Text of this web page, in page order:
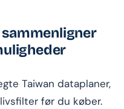
Taiwan dataplaner,
før du køber.